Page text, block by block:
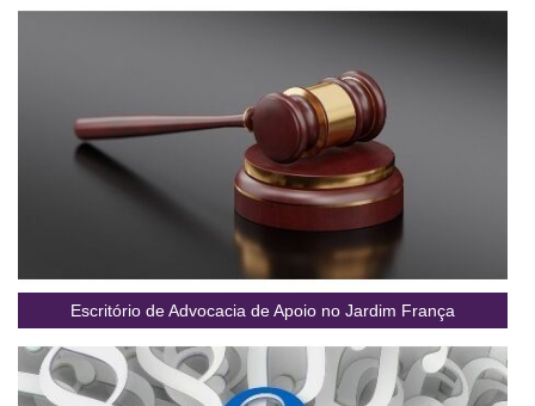
Escritório de Advocacia de Apoio no Jardim França